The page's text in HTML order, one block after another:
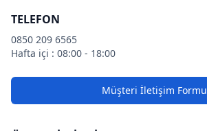
TELEFON
0850 209 6565
Hafta içi : 08:00 - 18:00
Müşteri İletişim Formu